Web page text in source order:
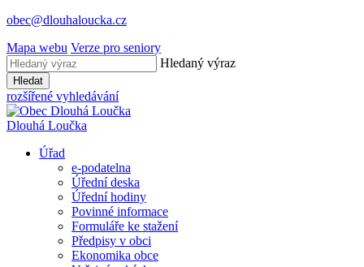
obec@dlouhaloucka.cz
Mapa webu Verze pro seniory
Hledaný výraz
Hledat
rozšířené vyhledávání
Dlouhá Loučka
Úřad
e-podatelna
Úřední deska
Úřední hodiny
Povinné informace
Formuláře ke stažení
Předpisy v obci
Ekonomika obce